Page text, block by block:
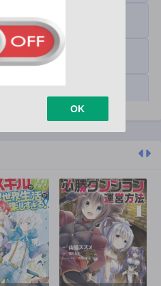
5ヶ月前
第8話
6ヶ月前
第6話
8ヶ月前